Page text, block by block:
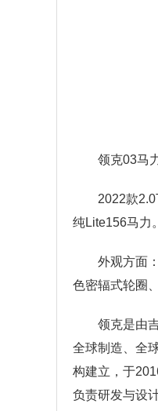
领克03马
2022款
纯Lite156马力。
外观方面
色密辐式轮圈
领克是由
全球制造、全
构建立，于
负责研发与设